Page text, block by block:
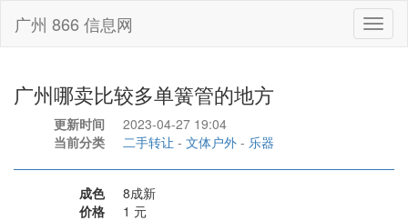
广州 866 信息网
广州哪卖比较多单簧管的地方
更新时间
2023-04-27 19:04
当前分类
二手转让 - 文体户外 - 乐器
成色
8成新
价格
1 元